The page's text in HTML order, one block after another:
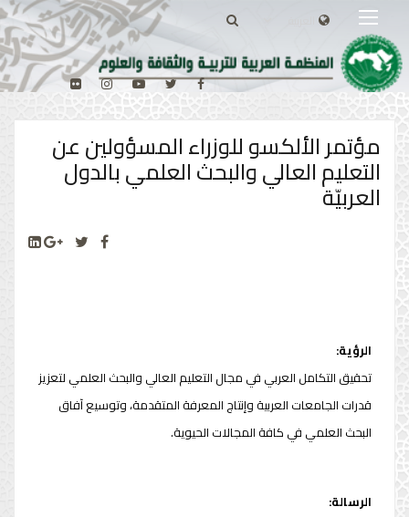
مؤتمر الألكسو للوزراء المسؤولين عن
التعليم العالي والبحث العلمي بالدول
العربيّة
الرؤية:
تحقيق التكامل العربي في مجال التعليم العالي والبحث العلمي لتعزيز
قدرات الجامعات العربية وإنتاج المعرفة المتقدمة، وتوسيع آفاق
البحث العلمي في كافة المجالات الحيوية.
الرسالة: